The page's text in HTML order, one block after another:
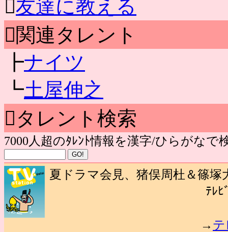
友達に教える
関連タレント
┣ナイツ
┗土屋伸之
タレント検索
7000人超のﾀﾚﾝﾄ情報を漢字/ひらがなで
夏ドラマ会見、猪俣周杜＆篠塚
ﾃﾚﾋ
→